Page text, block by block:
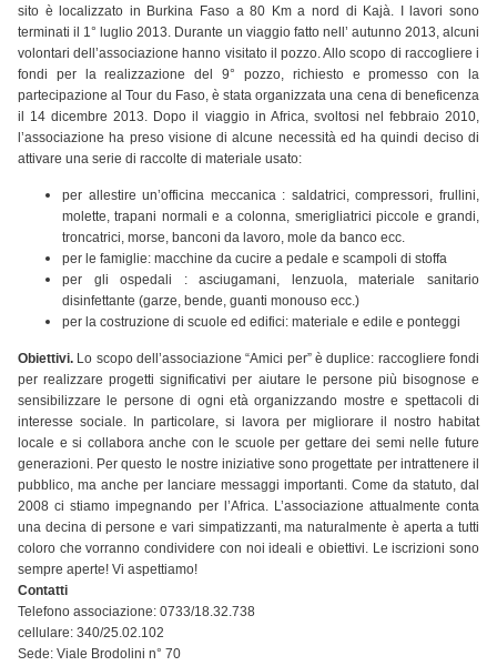
sito è localizzato in Burkina Faso a 80 Km a nord di Kajà. I lavori sono
terminati il 1° luglio 2013. Durante un viaggio fatto nell’ autunno 2013, alcuni
volontari dell’associazione hanno visitato il pozzo. Allo scopo di raccogliere i
fondi per la realizzazione del 9° pozzo, richiesto e promesso con la
partecipazione al Tour du Faso, è stata organizzata una cena di beneficenza
il 14 dicembre 2013. Dopo il viaggio in Africa, svoltosi nel febbraio 2010,
l’associazione ha preso visione di alcune necessità ed ha quindi deciso di
attivare una serie di raccolte di materiale usato:
per allestire un’officina meccanica : saldatrici, compressori, frullini,
molette, trapani normali e a colonna, smerigliatrici piccole e grandi,
troncatrici, morse, banconi da lavoro, mole da banco ecc.
per le famiglie: macchine da cucire a pedale e scampoli di stoffa
per gli ospedali : asciugamani, lenzuola, materiale sanitario
disinfettante (garze, bende, guanti monouso ecc.)
per la costruzione di scuole ed edifici: materiale e edile e ponteggi
Obiettivi. Lo scopo dell’associazione “Amici per” è duplice: raccogliere fondi
per realizzare progetti significativi per aiutare le persone più bisognose e
sensibilizzare le persone di ogni età organizzando mostre e spettacoli di
interesse sociale. In particolare, si lavora per migliorare il nostro habitat
locale e si collabora anche con le scuole per gettare dei semi nelle future
generazioni. Per questo le nostre iniziative sono progettate per intrattenere il
pubblico, ma anche per lanciare messaggi importanti. Come da statuto, dal
2008 ci stiamo impegnando per l’Africa. L’associazione attualmente conta
una decina di persone e vari simpatizzanti, ma naturalmente è aperta a tutti
coloro che vorranno condividere con noi ideali e obiettivi. Le iscrizioni sono
sempre aperte! Vi aspettiamo!
Contatti
Telefono associazione: 0733/18.32.738
cellulare: 340/25.02.102
Sede: Viale Brodolini n° 70